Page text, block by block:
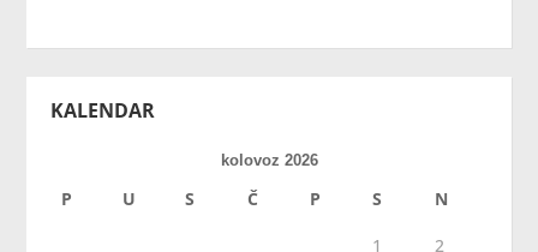
KALENDAR
kolovoz 2026
P U S Č P S N
1
2